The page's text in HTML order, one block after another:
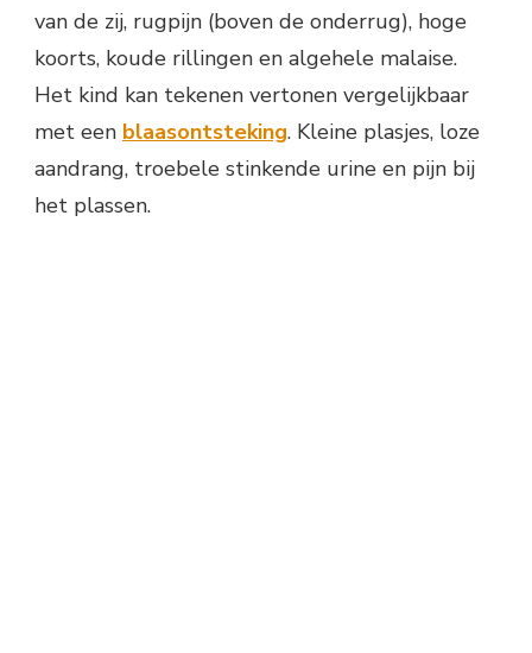
van de zij, rugpijn (boven de onderrug), hoge
koorts, koude rillingen en algehele malaise.
Het kind kan tekenen vertonen vergelijkbaar
met een blaasontsteking. Kleine plasjes, loze
aandrang, troebele stinkende urine en pijn bij
het plassen.